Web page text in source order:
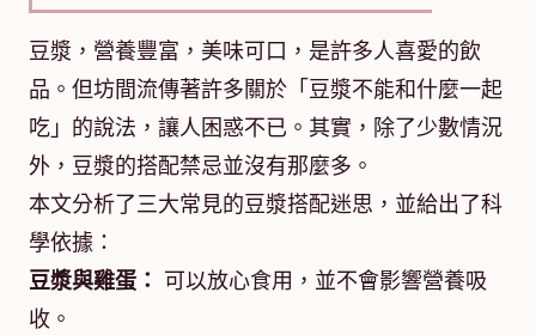
豆漿，營養豐富，美味可口，是許多人喜愛的飲
品。但坊間流傳著許多關於「豆漿不能和什麼一起
吃」的說法，讓人困惑不已。其實，除了少數情況
外，豆漿的搭配禁忌並沒有那麼多。
本文分析了三大常見的豆漿搭配迷思，並給出了科
學依據：
豆漿與雞蛋： 可以放心食用，並不會影響營養吸
收。